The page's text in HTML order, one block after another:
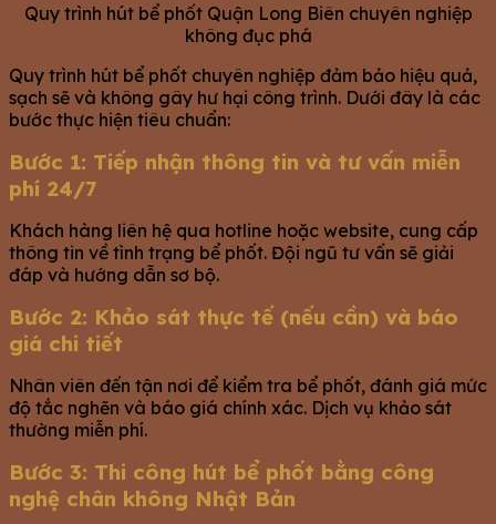
Quy trình hút bể phốt Quận Long Biên chuyên nghiệp
không đục phá
Quy trình hút bể phốt chuyên nghiệp đảm bảo hiệu quả,
sạch sẽ và không gây hư hại công trình. Dưới đây là các
bước thực hiện tiêu chuẩn:
Bước 1: Tiếp nhận thông tin và tư vấn miễn
phí 24/7
Khách hàng liên hệ qua hotline hoặc website, cung cấp
thông tin về tình trạng bể phốt. Đội ngũ tư vấn sẽ giải
đáp và hướng dẫn sơ bộ.
Bước 2: Khảo sát thực tế (nếu cần) và báo
giá chi tiết
Nhân viên đến tận nơi để kiểm tra bể phốt, đánh giá mức
độ tắc nghẽn và báo giá chính xác. Dịch vụ khảo sát
thường miễn phí.
Bước 3: Thi công hút bể phốt bằng công
nghệ chân không Nhật Bản